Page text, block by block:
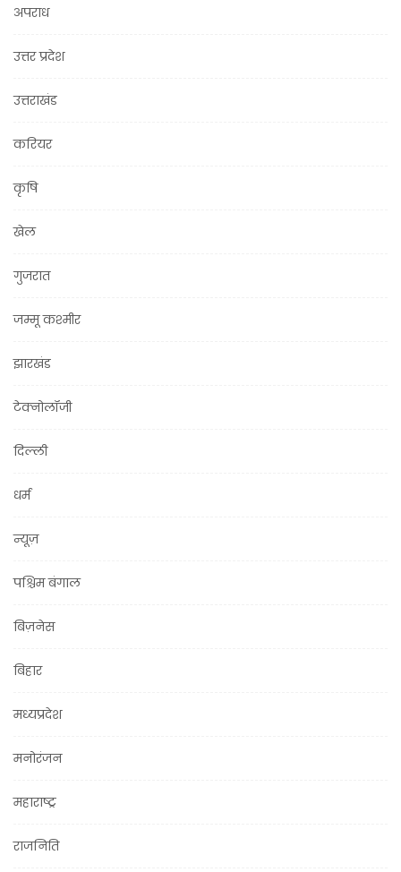
अपराध
उत्तर प्रदेश
उत्तराखंड
करियर
कृषि
खेल
गुजरात
जम्मू कश्मीर
झारखंड
टेक्नोलॉजी
दिल्ली
धर्म
न्यूज़
पश्चिम बंगाल
बिज़नेस
बिहार
मध्यप्रदेश
मनोरंजन
महाराष्ट्र
राजनिति